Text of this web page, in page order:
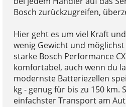
Bosch zurückzugreifen,
Hier geht es um viel Kraft
wenig Gewicht und
starke Bosch Performance
komfortabel, auch wenn du
modernste Batteriezellen
kg - genug für bis zu 150 km.
einfachster Transport am